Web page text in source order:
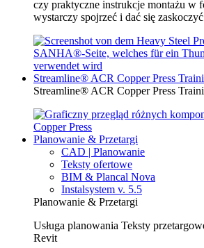
czy praktyczne instrukcje montażu w
wystarczy spojrzeć i dać się
Streamline® ACR Copper Press
Streamline® ACR Copper Press
Planowanie & Przetargi
CAD | Planowanie
Teksty ofertowe
BIM & Plancal Nova
Instalsystem v. 5.5
Planowanie & Przetargi
Usługa planowania Teksty
Revit